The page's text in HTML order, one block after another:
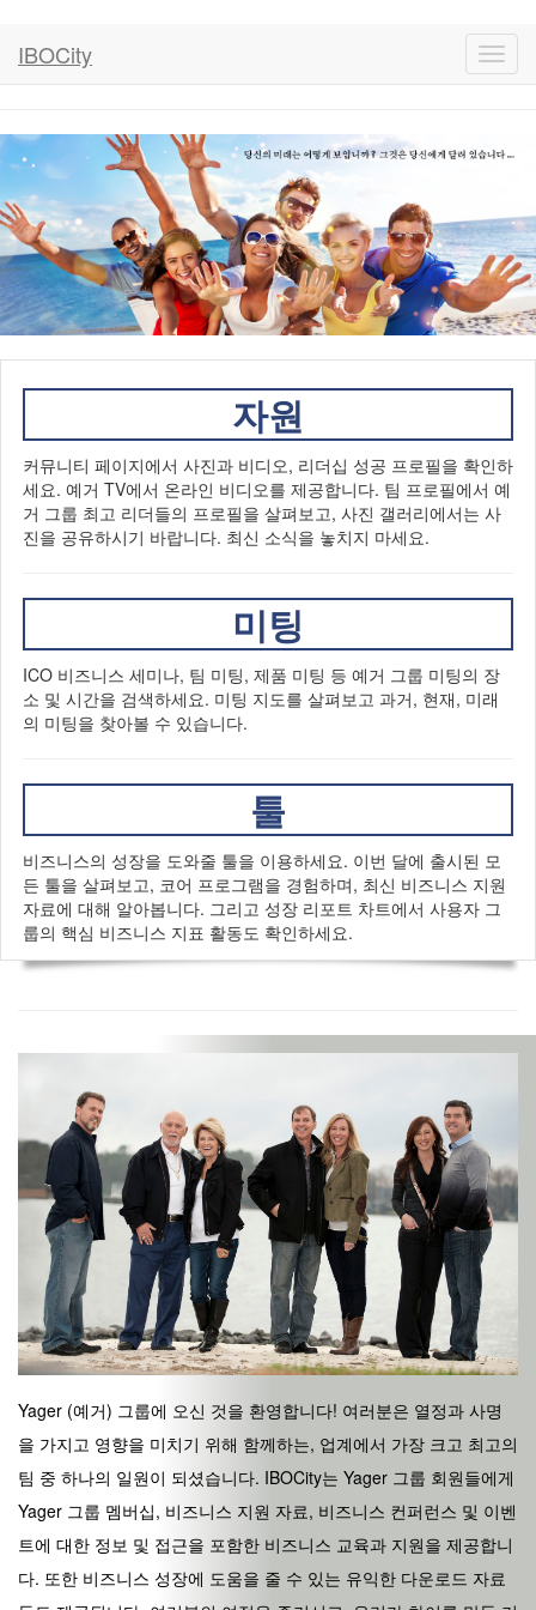
IBOCity
자원
커뮤니티 페이지에서 사진과 비디오, 리더십 성공 프로필을 확인하
세요. 예거 TV에서 온라인 비디오를 제공합니다. 팀 프로필에서 예
거 그룹 최고 리더들의 프로필을 살펴보고, 사진 갤러리에서는 사
진을 공유하시기 바랍니다. 최신 소식을 놓치지 마세요.
미팅
ICO 비즈니스 세미나, 팀 미팅, 제품 미팅 등 예거 그룹 미팅의 장
소 및 시간을 검색하세요. 미팅 지도를 살펴보고 과거, 현재, 미래
의 미팅을 찾아볼 수 있습니다.
툴
비즈니스의 성장을 도와줄 툴을 이용하세요. 이번 달에 출시된 모
든 툴을 살펴보고, 코어 프로그램을 경험하며, 최신 비즈니스 지원
자료에 대해 알아봅니다. 그리고 성장 리포트 차트에서 사용자 그
룹의 핵심 비즈니스 지표 활동도 확인하세요.
Yager (예거) 그룹에 오신 것을 환영합니다! 여러분은 열정과 사명
을 가지고 영향을 미치기 위해 함께하는, 업계에서 가장 크고 최고의
팀 중 하나의 일원이 되셨습니다. IBOCity는 Yager 그룹 회원들에게
Yager 그룹 멤버십, 비즈니스 지원 자료, 비즈니스 컨퍼런스 및 이벤
트에 대한 정보 및 접근을 포함한 비즈니스 교육과 지원을 제공합니
다. 또한 비즈니스 성장에 도움을 줄 수 있는 유익한 다운로드 자료